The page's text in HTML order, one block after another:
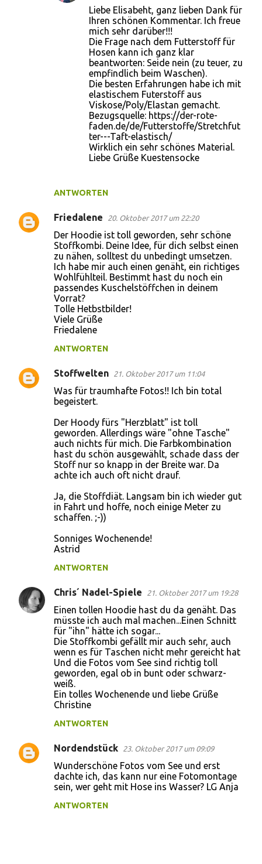
ANTWORTEN
Liebe Elisabeht, ganz lieben Dank für
Ihren schönen Kommentar. Ich freue
mich sehr darüber!!!
Die Frage nach dem Futterstoff für
Hosen kann ich ganz klar
beantworten: Seide nein (zu teuer, zu
empfindlich beim Waschen).
Die besten Erfahrungen habe ich mit
elastischem Futerstoff aus
Viskose/Poly/Elastan gemacht.
Bezugsquelle: https://der-rote-
faden.de/de/Futterstoffe/Stretchfut
ter---Taft-elastisch/
Wirklich ein sehr schönes Material.
Liebe Grüße Kuestensocke
Friedalene 20. Oktober 2017 um 22:20
Der Hoodie ist toll geworden, sehr schöne
Stoffkombi. Deine Idee, für dich selbst einen
zu nähen, solltest du unbedingt umsetzen.
Ich habe mir auch einen genäht, ein richtiges
Wohlfühlteil. Bestimmt hast du noch ein
passendes Kuschelstöffchen in deinem
Vorrat?
Tolle Hetbstbilder!
Viele Grüße
Friedalene
ANTWORTEN
Stoffwelten 21. Oktober 2017 um 11:04
Was für traumhafte Fotos!! Ich bin total
begeistert.
Der Hoody fürs "Herzblatt" ist toll
geworden. Allerdings wäre "ohne Tasche"
auch nichts für mich. Die Farbkombination
hast du schön ausgewählt, schade dass der
Stoff nur so knapp in der Breite war. Da
achte ich auch oft nicht drauf.
Ja, die Stoffdiät. Langsam bin ich wieder gut
in Fahrt und hoffe, noch einige Meter zu
schaffen. ;-))
Sonniges Wochenende!
Astrid
ANTWORTEN
Chris´ Nadel-Spiele 21. Oktober 2017 um 19:28
Einen tollen Hoodie hast du da genäht. Das
müsste ich auch mal machen...Einen Schnitt
für "ihn" hätte ich sogar...
Die Stoffkombi gefällt mir auch sehr, auch
wenn es für Taschen nicht mehr gereicht hat
Und die Fotos vom See sind richtig toll
geworden, egal ob in bunt oder schwarz-
weiß.
Ein tolles Wochenende und liebe Grüße
Christine
ANTWORTEN
Nordendstück 23. Oktober 2017 um 09:09
Wunderschöne Fotos vom See und erst
dachte ich, das kann nur eine Fotomontage
sein, wer geht mit Hose ins Wasser? LG Anja
ANTWORTEN